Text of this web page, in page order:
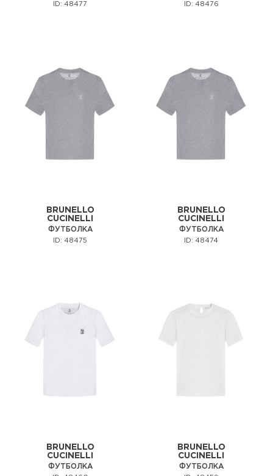
ID: 48477 ID: 48476
BRUNELLO
CUCINELLI
ФУТБОЛКА
ID: 48475
BRUNELLO
CUCINELLI
ФУТБОЛКА
ID: 48474
BRUNELLO
CUCINELLI
ФУТБОЛКА
BRUNELLO
CUCINELLI
ФУТБОЛКА